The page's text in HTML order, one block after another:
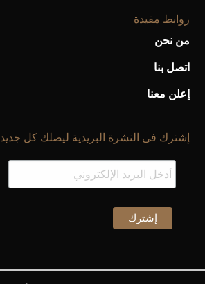
روابط مفيدة
من نحن
اتصل بنا
إعلن معنا
إشترك فى النشرة البريدية ليصلك كل جديد